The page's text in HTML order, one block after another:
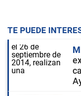
TE PUEDE